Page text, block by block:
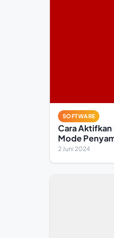
SOFTWARE
Cara
Mode
2 Juni 2024